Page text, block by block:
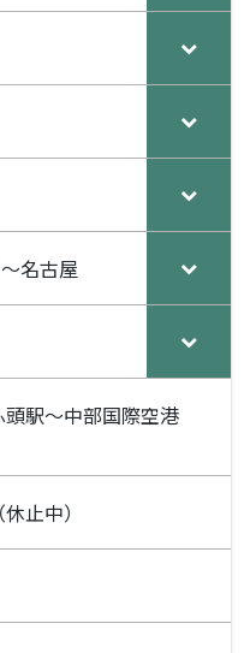
名古屋
駅～中部国際空港
止中）